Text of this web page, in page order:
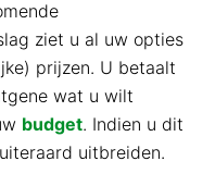
ziet u al uw opties
prijzen. U betaalt
wat u wilt
budget. Indien u dit
uitbreiden.